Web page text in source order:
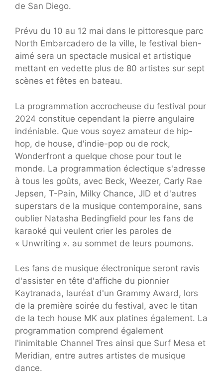
de San Diego.
Prévu du 10 au 12 mai dans le pittoresque parc
North Embarcadero de la ville, le festival bien-
aimé sera un spectacle musical et artistique
mettant en vedette plus de 80 artistes sur sept
scènes et fêtes en bateau.
La programmation accrocheuse du festival pour
2024 constitue cependant la pierre angulaire
indéniable. Que vous soyez amateur de hip-
hop, de house, d'indie-pop ou de rock,
Wonderfront a quelque chose pour tout le
monde. La programmation éclectique s'adresse
à tous les goûts, avec Beck, Weezer, Carly Rae
Jepsen, T-Pain, Milky Chance, JID et d'autres
superstars de la musique contemporaine, sans
oublier Natasha Bedingfield pour les fans de
karaoké qui veulent crier les paroles de
« Unwriting ». au sommet de leurs poumons.
Les fans de musique électronique seront ravis
d'assister en tête d'affiche du pionnier
Kaytranada, lauréat d'un Grammy Award, lors
de la première soirée du festival, avec le titan
de la tech house MK aux platines également. La
programmation comprend également
l'inimitable Channel Tres ainsi que Surf Mesa et
Meridian, entre autres artistes de musique
dance.